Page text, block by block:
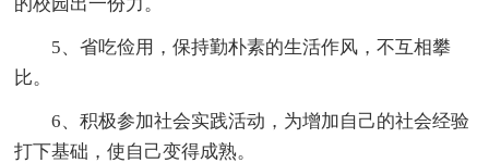
5、省吃俭用，保持勤朴素的生活作风，不互相攀
比。
6、积极参加社会实践活动，为增加自己的社会经验
打下基础，使自己变得成熟。